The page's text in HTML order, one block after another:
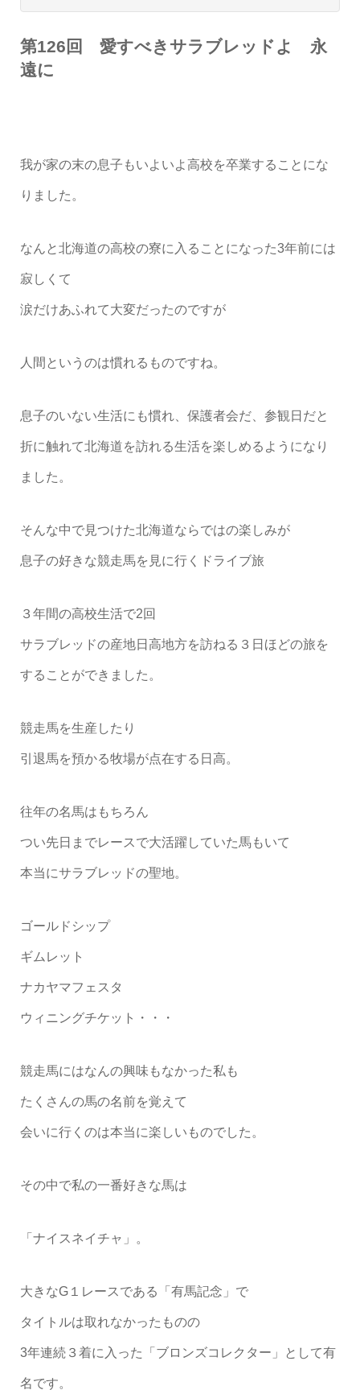
第126回 愛すべきサラブレッドよ 永
遠に
我が家の末の息子もいよいよ高校を卒業することにな
りました。
なんと北海道の高校の寮に入ることになった3年前には
寂しくて
涙だけあふれて大変だったのですが
人間というのは慣れるものですね。
息子のいない生活にも慣れ、保護者会だ、参観日だと
折に触れて北海道を訪れる生活を楽しめるようになり
ました。
そんな中で見つけた北海道ならではの楽しみが
息子の好きな競走馬を見に行くドライブ旅
３年間の高校生活で2回
サラブレッドの産地日高地方を訪ねる３日ほどの旅を
することができました。
競走馬を生産したり
引退馬を預かる牧場が点在する日高。
往年の名馬はもちろん
つい先日までレースで大活躍していた馬もいて
本当にサラブレッドの聖地。
ゴールドシップ
ギムレット
ナカヤマフェスタ
ウィニングチケット・・・
競走馬にはなんの興味もなかった私も
たくさんの馬の名前を覚えて
会いに行くのは本当に楽しいものでした。
その中で私の一番好きな馬は
「ナイスネイチャ」。
大きなG１レースである「有馬記念」で
タイトルは取れなかったものの
3年連続３着に入った「ブロンズコレクター」として有
名です。